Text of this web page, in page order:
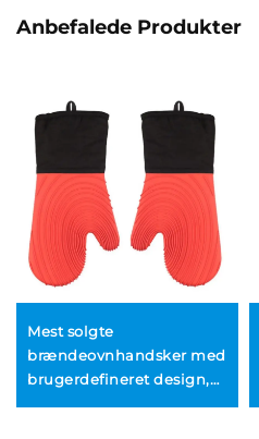
Anbefalede Produkter
Mest solgte
brændeovnhandsker med
brugerdefineret design,